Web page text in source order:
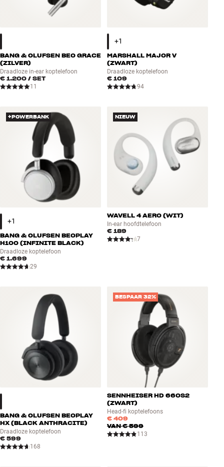
BANG & OLUFSEN BEO GRACE
(ZILVER)
Draadloze in-ear koptelefoon
€ 1.200 / SET
11
MARSHALL MAJOR V
(ZWART)
Draadloze koptelefoon
€ 109
94
+POWERBANK
BANG & OLUFSEN BEOPLAY
H100 (INFINITE BLACK)
Draadloze koptelefoon
€ 1.699
29
NIEUW
WAVELL 4 AERO (WIT)
In-ear hoofdtelefoon
€ 189
7
BANG & OLUFSEN BEOPLAY
HX (BLACK ANTHRACITE)
Draadloze koptelefoon
€ 599
168
BESPAAR 32%
SENNHEISER HD 660S2
(ZWART)
Head-fi koptelefoons
€ 409
VAN€ 599
113